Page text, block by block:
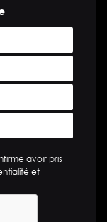
avoir pris
et